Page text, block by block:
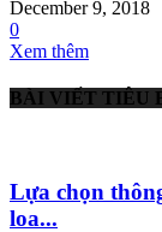
December 9, 2018
0
Xem thêm
BÀI VIẾT TIÊU
Lựa chọn
loa...